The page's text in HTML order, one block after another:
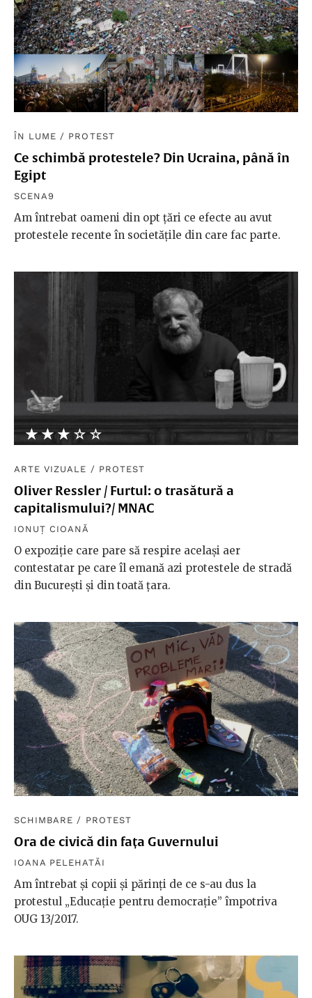
ÎN LUME / PROTEST
Ce schimbă protestele? Din Ucraina, până în
Egipt
SCENA9
Am întrebat oameni din opt țări ce efecte au avut
protestele recente în societățile din care fac parte.
★★★★★
☆☆☆☆☆
ARTE VIZUALE / PROTEST
Oliver Ressler / Furtul: o trasătură a
capitalismului?/ MNAC
IONUȚ CIOANĂ
O expoziție care pare să respire același aer
contestatar pe care îl emană azi protestele de stradă
din București și din toată țara.
SCHIMBARE / PROTEST
Ora de civică din fața Guvernului
IOANA PELEHATĂI
Am întrebat și copii și părinți de ce s-au dus la
protestul „Educație pentru democrație” împotriva
OUG 13/2017.